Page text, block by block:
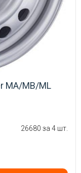
MA/MB/ML
26680 за 4 шт.